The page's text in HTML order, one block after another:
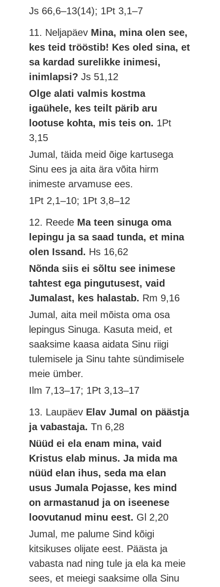
Js 66,6–13(14); 1Pt 3,1–7
11. Neljapäev Mina, mina olen see,
kes teid trööstib! Kes oled sina, et
sa kardad surelikke inimesi,
inimlapsi?Js 51,12
Olge alati valmis kostma
igaühele, kes teilt pärib aru
lootuse kohta, mis teis on. 1Pt
3,15
Jumal, täida meid õige kartusega
Sinu ees ja aita ära võita hirm
inimeste arvamuse ees.
1Pt 2,1–10; 1Pt 3,8–12
12. Reede Ma teen sinuga oma
lepingu ja sa saad tunda, et mina
olen Issand. Hs 16,62
Nõnda siis ei sõltu see inimese
tahtest ega pingutusest, vaid
Jumalast, kes halastab. Rm 9,16
Jumal, aita meil mõista oma osa
lepingus Sinuga. Kasuta meid, et
saaksime kaasa aidata Sinu riigi
tulemisele ja Sinu tahte sündimisele
meie ümber.
Ilm 7,13–17; 1Pt 3,13–17
13. Laupäev Elav Jumal on päästja
ja vabastaja.Tn 6,28
Nüüd ei ela enam mina, vaid
Kristus elab minus. Ja mida ma
nüüd elan ihus, seda ma elan
usus Jumala Pojasse, kes mind
on armastanud ja on iseenese
loovutanud minu eest. Gl 2,20
Jumal, me palume Sind kõigi
kitsikuses olijate eest. Päästa ja
vabasta nad ning tule ja ela ka meie
sees, et meiegi saaksime olla Sinu